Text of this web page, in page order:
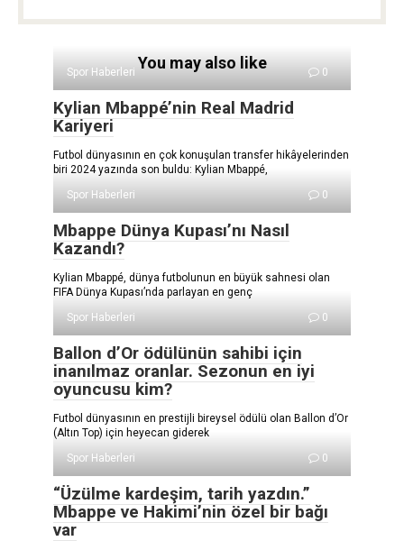
You may also like
Spor Haberleri 0
Kylian Mbappé’nin Real Madrid
Kariyeri
Futbol dünyasının en çok konuşulan transfer hikâyelerinden
biri 2024 yazında son buldu: Kylian Mbappé,
Spor Haberleri
0
Mbappe Dünya Kupası’nı Nasıl
Kazandı?
Kylian Mbappé, dünya futbolunun en büyük sahnesi olan
FIFA Dünya Kupası’nda parlayan en genç
Spor Haberleri
0
Ballon d’Or ödülünün sahibi için
inanılmaz oranlar. Sezonun en iyi
oyuncusu kim?
Futbol dünyasının en prestijli bireysel ödülü olan Ballon d’Or
(Altın Top) için heyecan giderek
Spor Haberleri
0
“Üzülme kardeşim, tarih yazdın.”
Mbappe ve Hakimi’nin özel bir bağı
var